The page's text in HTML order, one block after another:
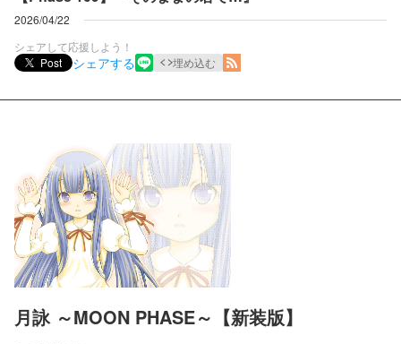
2026/04/22
シェアして応援しよう！
Post
シェアする 埋め込む
月詠 ～MOON PHASE～【新装版】